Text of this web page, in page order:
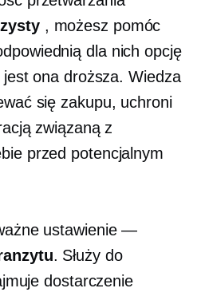
, możesz pomóc
dla nich opcję
ona droższa. Wiedza
się zakupu, uchroni
związaną z
przed potencjalnym
ustawienie —
. Służy do
dostarczenie